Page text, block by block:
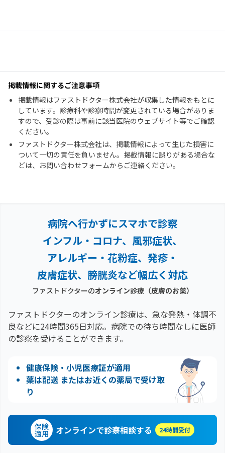
掲載情報に関するご注意事項
掲載情報はファストドクター株式会社が収集した情報をもとに
しています。診療科や診察時間が変更されている場合がありま
すので、受診の際は事前に該当医院のウェブサイト等でご確認
ください。
ファストドクター株式会社は、掲載情報によって生じた損害に
ついて一切の責任を負いません。掲載情報に誤りがある場合な
どは、お問い合わせフォームからご連絡ください。
病院へ行かずにスマホで診察
インフル・コロナ、風邪症状、
アレルギー・花粉症、 発疹・
皮膚症状、膀胱炎など幅広く対応
ファストドクターのオンライン診療（皮膚のお薬）
ファストドクターのオンライン診療は、急な発熱・体調不
良などに24時間365日対応。 病院での待ち時間なしに医師
の診察を受けることができます。
健康保険・小児医療証が適用
薬は配送 またはお近くの薬局で受け取
り
保険
適用 オンラインで診察相談する 24時間受付